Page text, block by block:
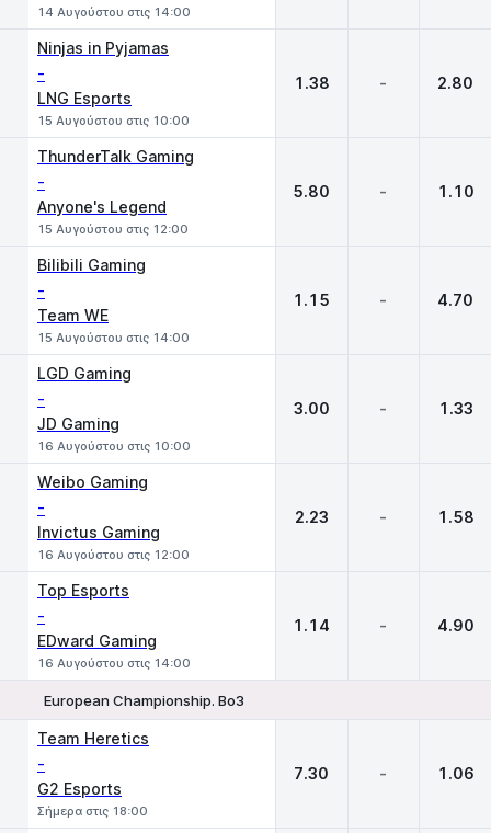
14 Αυγούστου στις 14:00
Ninjas in Pyjamas
-
LNG Esports
15 Αυγούστου στις 10:00
1.38 - 2.80
ThunderTalk Gaming
-
Anyone's Legend
15 Αυγούστου στις 12:00
5.80 - 1.10
Bilibili Gaming
-
Team WE
15 Αυγούστου στις 14:00
1.15 - 4.70
LGD Gaming
-
JD Gaming
16 Αυγούστου στις 10:00
3.00 - 1.33
Weibo Gaming
-
Invictus Gaming
16 Αυγούστου στις 12:00
2.23 - 1.58
Top Esports
-
EDward Gaming
16 Αυγούστου στις 14:00
1.14 - 4.90
European Championship. Bo3
Team Heretics
-
G2 Esports
Σήμερα στις 18:00
7.30 - 1.06